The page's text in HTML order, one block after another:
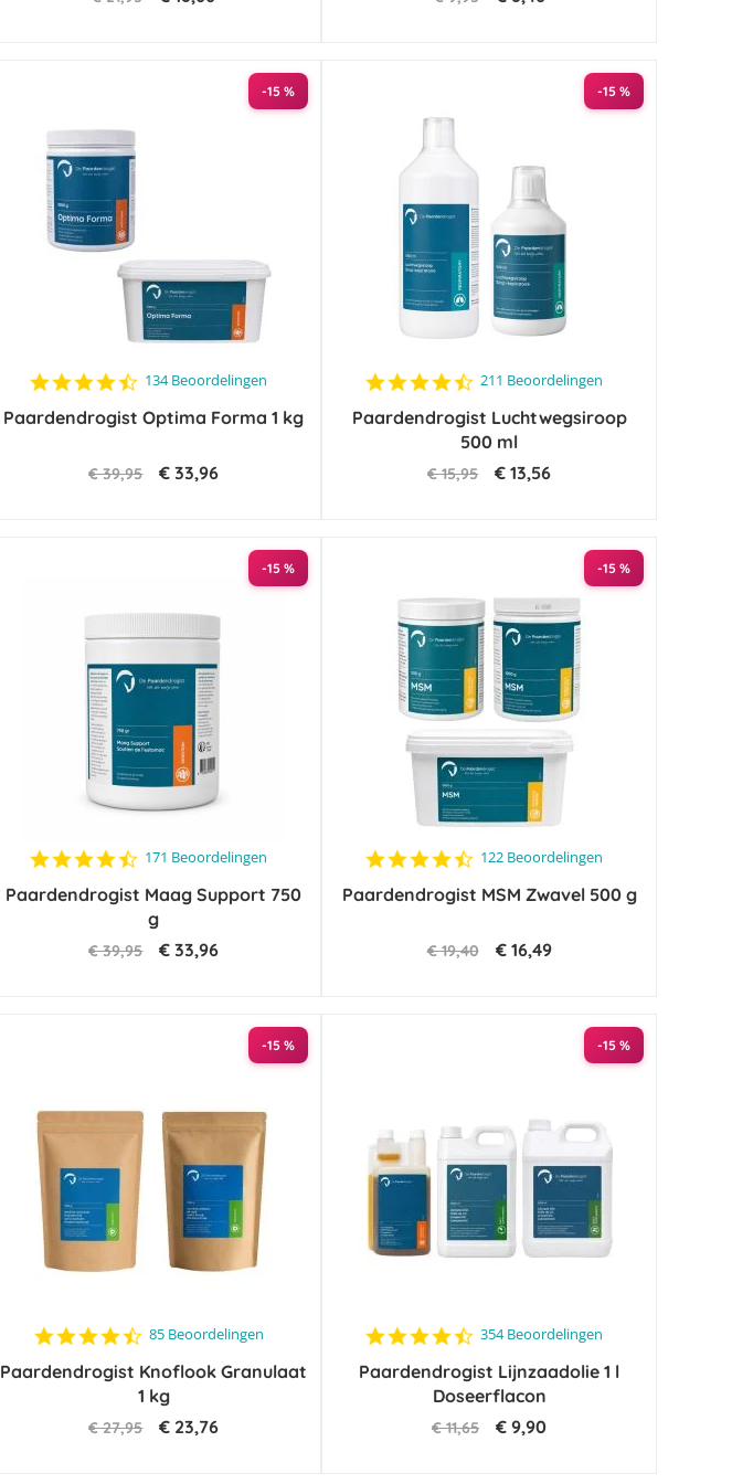
-15 %
4.5
rating
134 Beoordelingen
Paardendrogist Optima Forma 1 kg
€ 39,95 € 33,96
-15 %
4.6
rating
211 Beoordelingen
Paardendrogist Luchtwegsiroop
500 ml
€ 15,95 € 13,56
-15 %
4.5
rating
171 Beoordelingen
Paardendrogist Maag Support 750
g
€ 39,95 € 33,96
-15 %
4.4
rating
122 Beoordelingen
Paardendrogist MSM Zwavel 500 g
€ 19,40 € 16,49
-15 %
4.6
rating
85 Beoordelingen
Paardendrogist Knoflook Granulaat
1 kg
€ 27,95 € 23,76
-15 %
4.6
rating
354 Beoordelingen
Paardendrogist Lijnzaadolie 1 l
Doseerflacon
€ 11,65 € 9,90